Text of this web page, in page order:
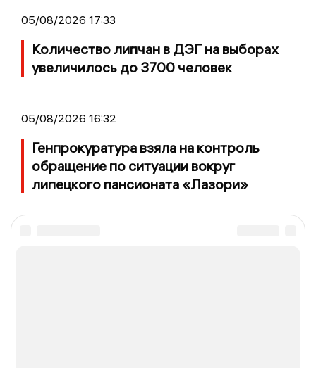
05/08/2026 17:33
Количество липчан в ДЭГ на выборах
увеличилось до 3700 человек
05/08/2026 16:32
Генпрокуратура взяла на контроль
обращение по ситуации вокруг
липецкого пансионата «Лазори»